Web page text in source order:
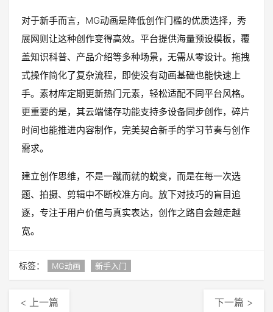
对于新手而言，MG动画是降低创作门槛的优质选择，秀
展网则让这种创作变得高效。平台提供海量预设模板，覆
盖知识科普、产品介绍等多种场景，无需从零设计。拖拽
式操作简化了复杂流程，即使没有动画基础也能快速上
手。素材库定期更新热门元素，轻松适配不同平台风格。
更重要的是，其云端储存功能支持多设备同步创作，碎片
时间也能推进内容制作，完美契合新手的学习节奏与创作
需求。
建立创作思维，不是一蹴而就的蜕变，而是在每一次选
题、拍摄、剪辑中不断校准方向。放下对技巧的盲目追
逐，专注于用户价值与真实表达，创作之路自会越走越
宽。
标签： MG动画 新手入门
< 上一篇 下一篇 >